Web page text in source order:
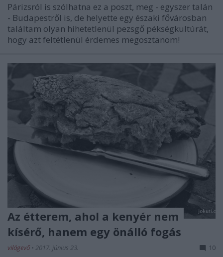
Párizsról is szólhatna ez a poszt, meg - egyszer talán
- Budapestről is, de helyette egy északi fővárosban
találtam olyan hihetetlenül pezsgő pékségkultúrát,
hogy azt feltétlenül érdemes megosztanom!
Az étterem, ahol a kenyér nem
kísérő, hanem egy önálló fogás
világevő • 2017. június 23. 10